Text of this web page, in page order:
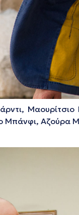
Μπάνφι, Αζούρα